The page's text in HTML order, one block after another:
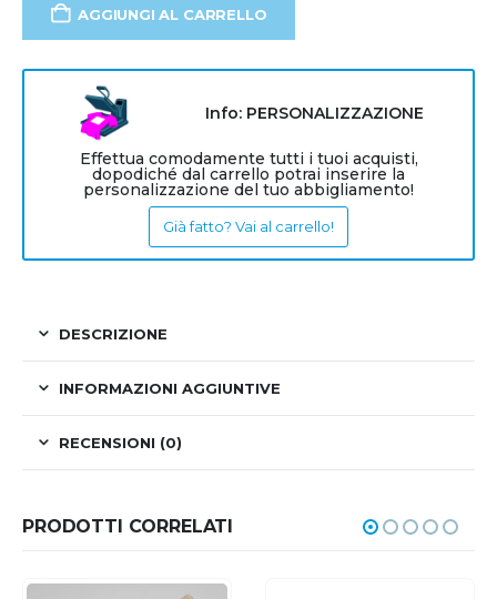
AGGIUNGI AL CARRELLO
Info: PERSONALIZZAZIONE
Effettua comodamente tutti i tuoi acquisti,
dopodiché dal carrello potrai inserire la
personalizzazione del tuo abbigliamento!
Già fatto? Vai al carrello!
DESCRIZIONE
INFORMAZIONI AGGIUNTIVE
RECENSIONI (0)
PRODOTTI CORRELATI